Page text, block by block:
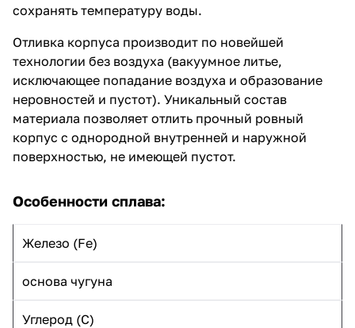
сохранять температуру воды.
Отливка корпуса производит по новейшей
технологии без воздуха (вакуумное литье,
исключающее попадание воздуха и образование
неровностей и пустот). Уникальный состав
материала позволяет отлить прочный ровный
корпус с однородной внутренней и наружной
поверхностью, не имеющей пустот.
Особенности сплава:
Железо (Fe)
основа чугуна
Углерод (C)